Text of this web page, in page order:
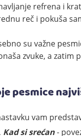
refrena i
reč i pokuša
su važne
zvuke, a zatim
pesmice
vam
Kad si srećan-